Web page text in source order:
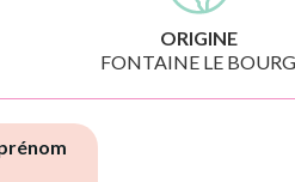
ORIGINE
FONTAINE LE BOURG